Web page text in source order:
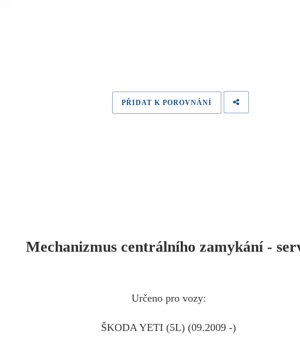
PŘIDAT K POROVNÁNÍ
Mechanizmus centrálního zamykání -
Určeno pro vozy:
ŠKODA YETI (5L) (09.2009 -)